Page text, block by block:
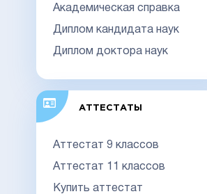
Академическая справка
Диплом кандидата наук
Диплом доктора наук
АТТЕСТАТЫ
Аттестат 9 классов
Аттестат 11 классов
Купить аттестат
Заказать